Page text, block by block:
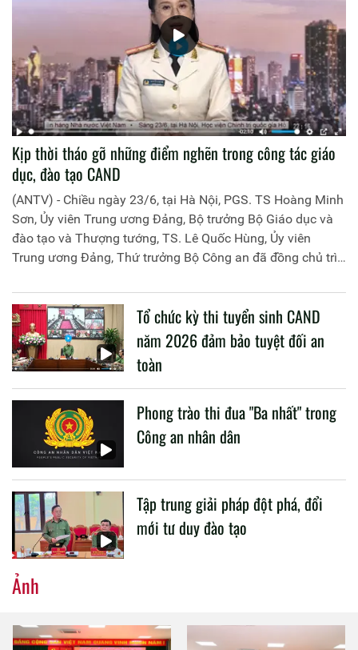
Kịp thời tháo gỡ những điểm nghẽn trong công tác giáo
dục, đào tạo CAND
(ANTV) - Chiều ngày 23/6, tại Hà Nội, PGS. TS Hoàng Minh
Sơn, Ủy viên Trung ương Đảng, Bộ trưởng Bộ Giáo dục và
đào tạo và Thượng tướng, TS. Lê Quốc Hùng, Ủy viên
Trung ương Đảng, Thứ trưởng Bộ Công an đã đồng chủ trì
liên quan đến công tác giáo dục và đào tạo của lực lượng
CAND.
Tổ chức kỳ thi tuyển sinh CAND
năm 2026 đảm bảo tuyệt đối an
toàn
Phong trào thi đua "Ba nhất" trong
Công an nhân dân
Tập trung giải pháp đột phá, đổi
mới tư duy đào tạo
Ảnh